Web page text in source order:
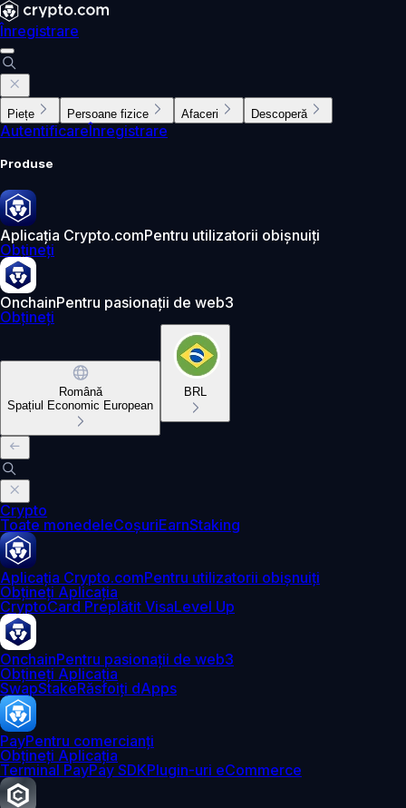
Înregistrare
Piețe Persoane fizice Afaceri Descoperă
AutentificareÎnregistrare
Produse
Aplicația Crypto.comPentru utilizatorii obișnuiți
Obțineți
OnchainPentru pasionații de web3
Obțineți
Română
Spațiul Economic European
BRL
Crypto
Toate monedeleCoșuriEarnStaking
Aplicația Crypto.comPentru utilizatorii obișnuiți
Obțineți Aplicația
CryptoCard Preplătit VisaLevel Up
OnchainPentru pasionații de web3
Obțineți Aplicația
SwapStakeRăsfoiți dApps
PayPentru comercianți
Obțineți Aplicația
Terminal PayPay SDKPlugin-uri eCommerce